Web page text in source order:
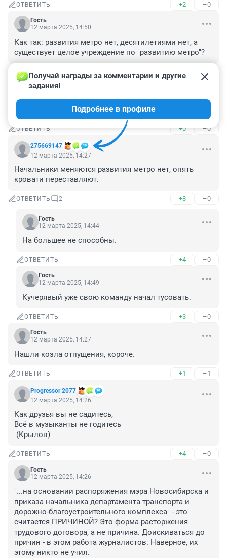
ОТВЕТИТЬ +2 –0
Гость
12 марта 2025, 14:50
Как так: развития метро нет, десятилетиями нет, а
существует целое учреждение по "развитию метро"?
ОТВЕТИТЬ –0
Гость
Прапорщик Шматко гоняет призрака
ОТВЕТИТЬ +0 –0
275669147
Получай награды за комментарии и другие
задания!
Подробнее в профиле
12 марта 2025, 14:27
Начальники меняются развития метро нет, опять
кровати переставляют.
ОТВЕТИТЬ 2 +8 –0
Гость
12 марта 2025, 14:44
На большее не способны.
ОТВЕТИТЬ +4 –0
Гость
12 марта 2025, 14:49
Кучерявый уже свою команду начал тусовать.
ОТВЕТИТЬ +3 –0
Гость
12 марта 2025, 14:27
Нашли козла отпущения, короче.
ОТВЕТИТЬ +1 –1
Progressor 2077
12 марта 2025, 14:26
Как друзья вы не садитесь,
Всё в музыканты не годитесь
(Крылов)
ОТВЕТИТЬ +4 –0
Гость
12 марта 2025, 14:26
"...на основании распоряжения мэра Новосибирска и
приказа начальника департамента транспорта и
дорожно-благоустроительного комплекса" - это
считается ПРИЧИНОЙ? Это форма расторжения
трудового договора, а не причина. Доискиваться до
причин - в этом работа журналистов. Наверное, их
этому никто не учил.